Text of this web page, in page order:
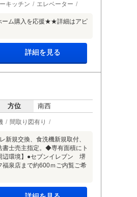
キッチン エレベーター
ーム購入を応援★★詳細はアピ
詳細を見る
方位 南西
間取り図有り
新規交換、食洗機新規取付、
士売主指定。◆専有面積にト
辺環境】●セブンイレブン 堺
泉店まで約600ｍご内覧ご希